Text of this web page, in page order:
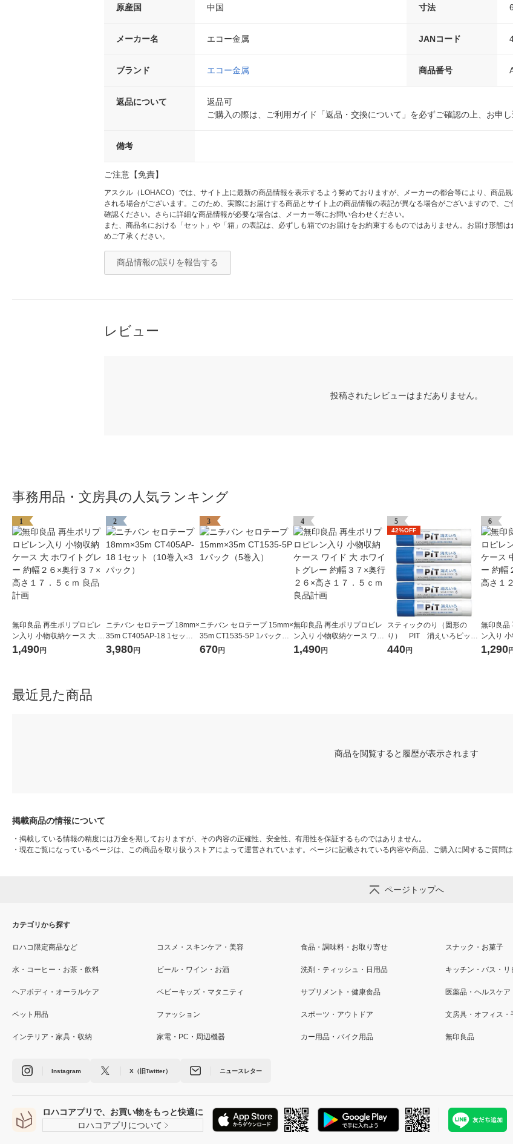
原産国 中国 寸法
メーカー名 エコー金属 JANコード
ブランド エコー金属 商品番号
返品について
返品可
ご購入の際は、ご利用ガイド「返品・交換について」を必ずご確認の上、お申し
備考
ご注意【免責】
アスクル（LOHACO）では、サイト上に最新の商品情報を表示するよう努めておりますが、メーカーの都合等により、商品
される場合がございます。このため、実際にお届けする商品とサイト上の商品情報の表記が異なる場合がございますので、
確認ください。さらに詳細な商品情報が必要な場合は、メーカー等にお問い合わせください。
また、商品名における「セット」や「箱」の表記は、必ずしも箱でのお届けをお約束するものではありません。お届け形態
めご了承ください。
商品情報の誤りを報告する
レビュー
投稿されたレビューはまだありません。
事務用品・文房具の人気ランキング
1
無印良品 再生ポリプロピレ
ン入り 小物収納ケース 大 ホ
ワイトグレー 約幅２６×奥行
1,490円
2
ニチバン セロテープ 18mm×
35m CT405AP-18 1セット
（10巻入×3パック）
3,980円
3
ニチバン セロテープ 15mm×
35m CT1535-5P 1パック（5
巻入）
670円
4
無印良品 再生ポリプロピレ
ン入り 小物収納ケース ワイ
ド 大 ホワイトグレー 約幅３
1,490円
5
42%OFF
スティックのり（固形の
り） PIT 消えいろピット
S 乾くと色が消える PT-T
440円
6
無印良品
ン入り
ワイトグ
1,290
最近見た商品
商品を閲覧すると履歴が表示されます
掲載商品の情報について
・ 掲載している情報の精度には万全を期しておりますが、その内容の正確性、安全性、有用性を保証するものではありません。
・ 現在ご覧になっているページは、この商品を取り扱うストアによって運営されています。ページに記載されている内容や商品、ご購入に関するご質問
ページトップへ
カテゴリから探す
ロハコ限定商品など コスメ・スキンケア・美容 食品・調味料・お取り寄せ スナック・お菓子
水・コーヒー・お茶・飲料 ビール・ワイン・お酒 洗剤・ティッシュ・日用品 キッチン・バス・リ
ヘアボディ・オーラルケア ベビーキッズ・マタニティ サプリメント・健康食品 医薬品・ヘルスケア
ペット用品 ファッション スポーツ・アウトドア 文房具・オフィス・
インテリア・家具・収納 家電・PC・周辺機器 カー用品・バイク用品 無印良品
Instagram X（旧Twitter） ニュースレター
ロハコアプリで、お買い物をもっと快適に
ロハコアプリについて